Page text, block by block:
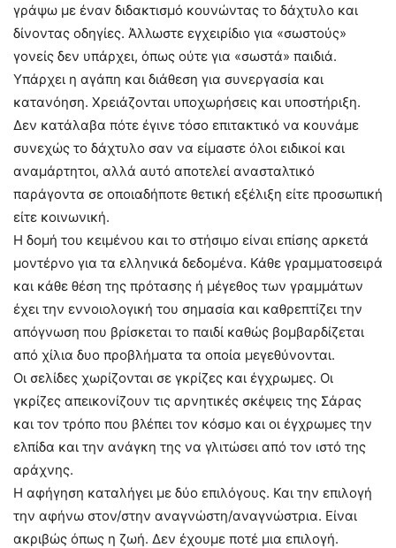
γράψω με έναν διδακτισμό κουνώντας το δάχτυλο και
δίνοντας οδηγίες. Άλλωστε εγχειρίδιο για «σωστούς»
γονείς δεν υπάρχει, όπως ούτε για «σωστά» παιδιά.
Υπάρχει η αγάπη και διάθεση για συνεργασία και
κατανόηση. Χρειάζονται υποχωρήσεις και υποστήριξη.
Δεν κατάλαβα πότε έγινε τόσο επιτακτικό να κουνάμε
συνεχώς το δάχτυλο σαν να είμαστε όλοι ειδικοί και
αναμάρτητοι, αλλά αυτό αποτελεί ανασταλτικό
παράγοντα σε οποιαδήποτε θετική εξέλιξη είτε προσωπική
είτε κοινωνική.
Η δομή του κειμένου και το στήσιμο είναι επίσης αρκετά
μοντέρνο για τα ελληνικά δεδομένα. Κάθε γραμματοσειρά
και κάθε θέση της πρότασης ή μέγεθος των γραμμάτων
έχει την εννοιολογική του σημασία και καθρεπτίζει την
απόγνωση που βρίσκεται το παιδί καθώς βομβαρδίζεται
από χίλια δυο προβλήματα τα οποία μεγεθύνονται.
Οι σελίδες χωρίζονται σε γκρίζες και έγχρωμες. Οι
γκρίζες απεικονίζουν τις αρνητικές σκέψεις της Σάρας
και τον τρόπο που βλέπει τον κόσμο και οι έγχρωμες την
ελπίδα και την ανάγκη της να γλιτώσει από τον ιστό της
αράχνης.
Η αφήγηση καταλήγει με δύο επιλόγους. Και την επιλογή
την αφήνω στον/στην αναγνώστη/αναγνώστρια. Είναι
ακριβώς όπως η ζωή. Δεν έχουμε ποτέ μια επιλογή.